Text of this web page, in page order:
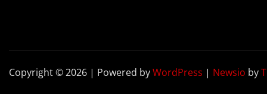
Copyright © 2026 | Powered byWordPress | Newsio by